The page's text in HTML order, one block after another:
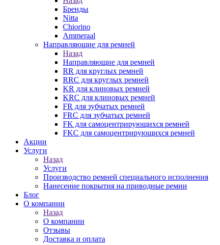
Бренды
Nitta
Chiorino
Ammeraal
Направляющие для ремней
Назад
Направляющие для ремней
RR для круглых ремней
RRC для круглых ремней
KR для клиновых ремней
KRC для клиновых ремней
FR для зубчатых ремней
FRC для зубчатых ремней
FK для самоцентрирующихся ремней
FKC для самоцентрирующихся ремней
Акции
Услуги
Назад
Услуги
Производство ремней специального исполнения
Нанесение покрытия на приводные ремни
Блог
О компании
Назад
О компании
Отзывы
Доставка и оплата